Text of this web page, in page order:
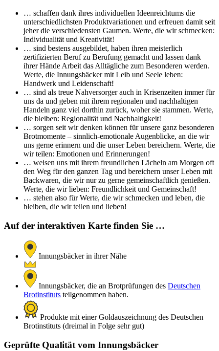
… schaffen dank ihres individuellen Ideenreichtums die
unterschiedlichsten Produktvariationen und erfreuen damit seit
jeher die verschiedensten Gaumen. Werte, die wir schmecken:
Individualität und Kreativität!
… sind bestens ausgebildet, haben ihren meisterlich
zertifizierten Beruf zu Berufung gemacht und lassen dank
ihrer Hände Arbeit das Alltägliche zum Besonderen werden.
Werte, die Innungsbäcker mit Leib und Seele leben:
Handwerk und Leidenschaft!
… sind als treue Nahversorger auch in Krisenzeiten immer für
uns da und geben mit ihrem regionalen und nachhaltigen
Handeln ganz viel dorthin zurück, woher sie stammen. Werte,
die bleiben: Regionalität und Nachhaltigkeit!
… sorgen seit wir denken können für unsere ganz besonderen
Brotmomente – sinnlich-emotionale Augenblicke, an die wir
uns gerne erinnern und die unser Leben bereichern. Werte, die
wir teilen: Emotionen und Erinnerungen!
… weisen uns mit ihrem freundlichen Lächeln am Morgen oft
den Weg für den ganzen Tag und bereichern unser Leben mit
Backwaren, die wir nur zu gerne gemeinschaftlich genießen.
Werte, die wir lieben: Freundlichkeit und Gemeinschaft!
… stehen also für Werte, die wir schmecken und leben, die
bleiben, die wir teilen und lieben!
Auf der interaktiven Karte finden Sie …
Innungsbäcker in ihrer Nähe
Innungsbäcker, die an Brotprüfungen des Deutschen
Brotinstituts teilgenommen haben.
Produkte mit einer Goldauszeichnung des Deutschen
Brotinstituts (dreimal in Folge sehr gut)
Geprüfte Qualität vom Innungsbäcker